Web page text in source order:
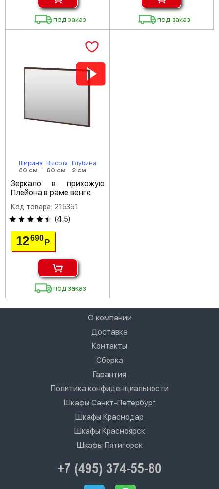
под заказ под заказ
Ширина
80 см
Высота
60 см
Глубина
2 см
Зеркало в прихожую
Плейона в раме венге
Код товара: 215351
(4.5)
12690Р
под заказ
О компании
Доставка
Контакты
Сборка
Гарантия
Политика конфиденциальности
Шкафы Санкт-Петербург
Шкафы Краснодар
Шкафы Красноярск
Шкафы Пятигорск
+7 (495) 374-55-80